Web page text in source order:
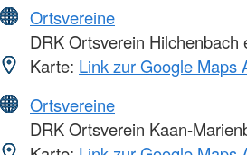
Ortsvereine
DRK Ortsverein Hilchenbach
Karte: Link zur Google Maps
Ortsvereine
DRK Ortsverein Kaan-